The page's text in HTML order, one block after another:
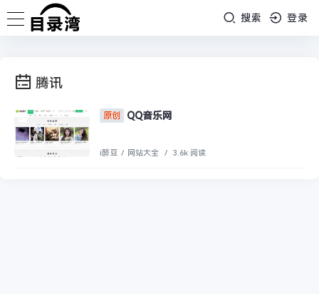
搜索 登录
腾讯
原创 QQ音乐网
i醉豆 / 网站大全 / 3.6k 阅读